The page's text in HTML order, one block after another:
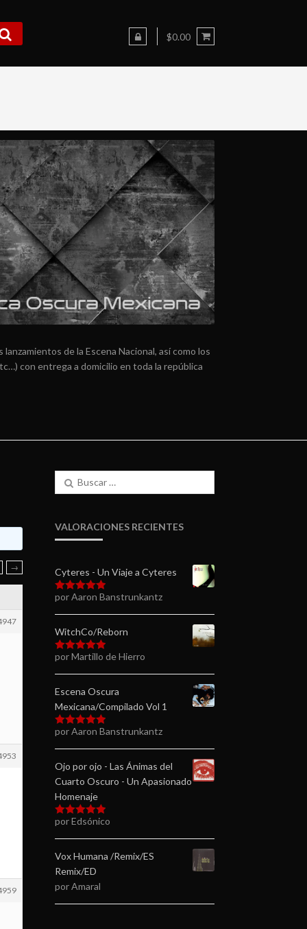
$0.00
de la Escena Nacional, así como los
con entrega a domicilio en toda la república
→
Buscar:
VALORACIONES RECIENTES
Cyteres - Un Viaje a Cyteres
Valorado en
por Aaron Banstrunkantz
WitchCo/Reborn
Valorado en
por Martillo de Hierro
Escena Oscura
Mexicana/Compilado Vol 1
Valorado en
por Aaron Banstrunkantz
Ojo por ojo - Las Ánimas del
Cuarto Oscuro - Un Apasionado
Homenaje
Valorado en
por Edsónico
Vox Humana /Remix/ES
Remix/ED
por Amaral